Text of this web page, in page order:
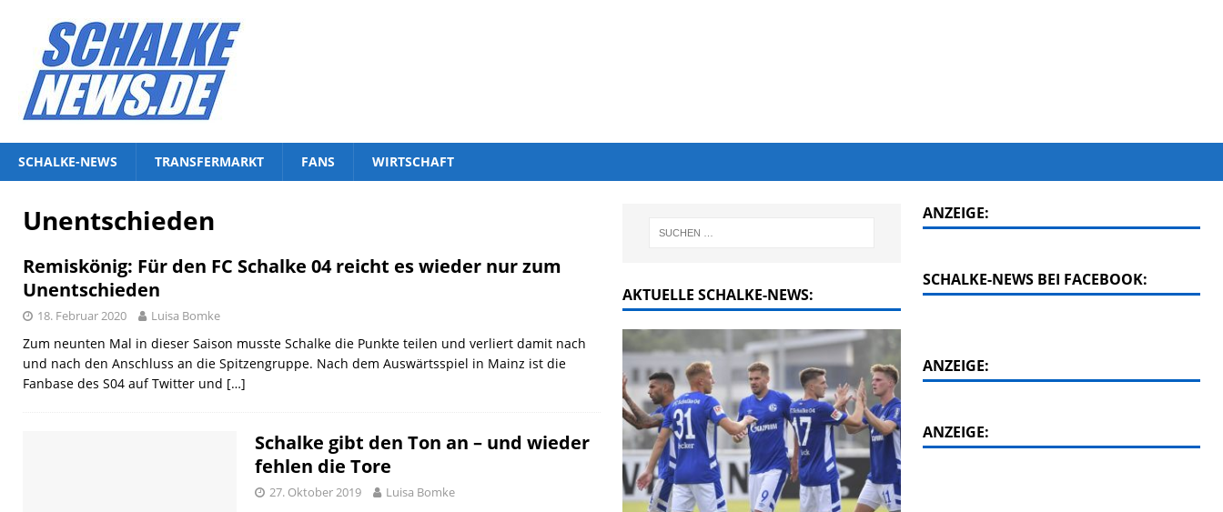
SCHALKE-NEWS TRANSFERMARKT FANS WIRTSCHAFT
Unentschieden
Remiskönig: Für den FC Schalke 04 reicht es wieder nur zum
Unentschieden
18. Februar 2020 Luisa Bomke
Zum neunten Mal in dieser Saison musste Schalke die Punkte teilen und verliert damit nach
und nach den Anschluss an die Spitzengruppe. Nach dem Auswärtsspiel in Mainz ist die
Fanbase des S04 auf Twitter und […]
Schalke gibt den Ton an – und wieder
fehlen die Tore
27. Oktober 2019 Luisa Bomke
AKTUELLE SCHALKE-NEWS:
ANZEIGE:
SCHALKE-NEWS BEI FACEBOOK:
ANZEIGE:
ANZEIGE: